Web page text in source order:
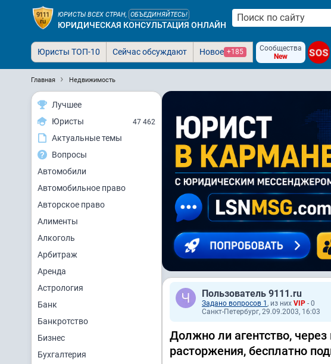
ЮРИСТЫ ВСЕХ СТРАН, ОБЪЕДИНЯЙТЕСЬ!
ЮРИДИЧЕСКАЯ КОНСУЛЬТАЦИЯ ОНЛАЙН
Юристы ТОП-10 Сейчас обсуждают Новое +185
Сообщества
New
SOS
Главная Недвижимость
Лучшее
Юристы
47 462
Актуальные темы
Вопросы
Автомобили
Автомобильное право
Авторское право
Алименты
Алкоголь
Арбитраж
Аренда
Астрология
Банк
Банкротство
Бизнес
Бухгалтерия
Пользователь 9111.ru
Задано вопросов 1 , из них VIP - 0
Санкт-Петербург, 29.09.2003, 16:03
Должно ли агентство,
расторжения, бесплатно